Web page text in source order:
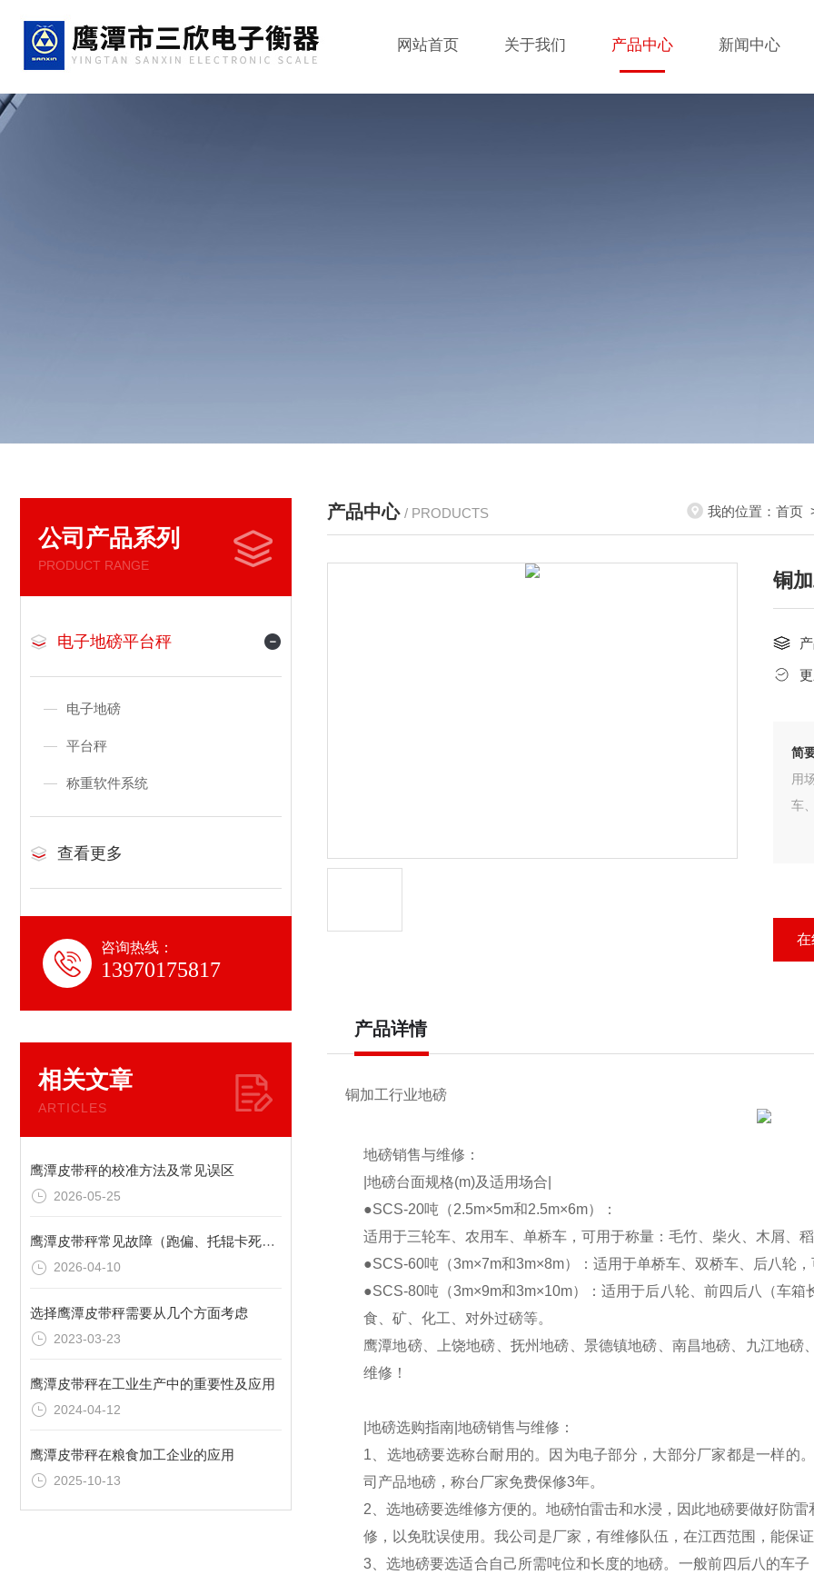
网站首页 关于我们 产品中心 新闻中心
公司产品系列
PRODUCT RANGE
电子地磅平台秤
电子地磅
平台秤
称重软件系统
查看更多
咨询热线：
13970175817
相关文章
ARTICLES
鹰潭皮带秤的校准方法及常见误区
2026-05-25
鹰潭皮带秤常见故障（跑偏、托辊卡死）现场维修经验
2026-04-10
选择鹰潭皮带秤需要从几个方面考虑
2023-03-23
鹰潭皮带秤在工业生产中的重要性及应用
2024-04-12
鹰潭皮带秤在粮食加工企业的应用
2025-10-13
产品中心 / PRODUCTS 我的位置： 首页
铜
简
用
车
在
产品详情
铜加工行业地磅
地磅销售与维修：
|地磅台面规格(m)及适用场合|
●SCS-20吨（2.5m×5m和2.5m×6m）：
适用于三轮车、农用车、单桥车，可用于称量：毛竹、柴火、木屑、
●SCS-60吨（3m×7m和3m×8m）：适用于单桥车、双桥车、后八轮
●SCS-80吨（3m×9m和3m×10m）：适用于后八轮、前四后八（车
食、矿、化工、对外过磅等。
鹰潭地磅、上饶地磅、抚州地磅、景德镇地磅、南昌地磅、九江地
维修！
|地磅选购指南|地磅销售与维修：
1、选地磅要选称台耐用的。因为电子部分，大部分厂家都是一样的
司产品地磅，称台厂家免费保修3年。
2、选地磅要选维修方便的。地磅怕雷击和水浸，因此地磅要做好防
修，以免耽误使用。我公司是厂家，有维修队伍，在江西范围，能保
3、选地磅要选适合自己所需吨位和长度的地磅。一般前四后八的车